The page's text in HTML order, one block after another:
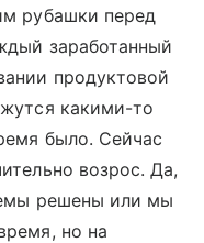
рубашки перед
заработанный
продуктовой
какими-то
было. Сейчас
возрос. Да,
решены или мы
но на